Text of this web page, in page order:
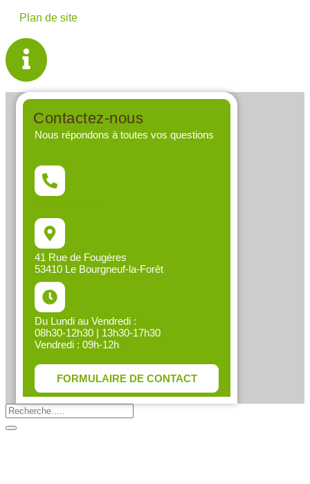
Plan de site
Contactez-nous
Nous répondons à toutes vos questions
41 Rue de Fougères
53410 Le Bourgneuf-la-Forêt
Du Lundi au Vendredi :
08h30-12h30 | 13h30-17h30
Vendredi : 09h-12h
FORMULAIRE DE CONTACT